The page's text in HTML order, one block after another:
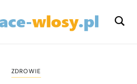
ZDROWIE